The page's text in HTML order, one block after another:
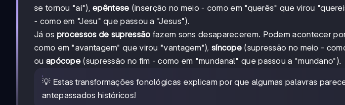
se tornou "ai"),epêntese (inserção no meio - como em "querês" que virou
- como em "Jesu" que passou a "Jesus").
Já os processos de supressão fazem sons desaparecerem. Podem acontecer
como em "avantagem" que virou "vantagem"), síncope (supressão no meio -
ou apócope (supressão no fim - como em "mundanal" que passou a "mundano").
💡 Estas transformações fonológicas explicam por que algumas palavras
antepassados históricos!